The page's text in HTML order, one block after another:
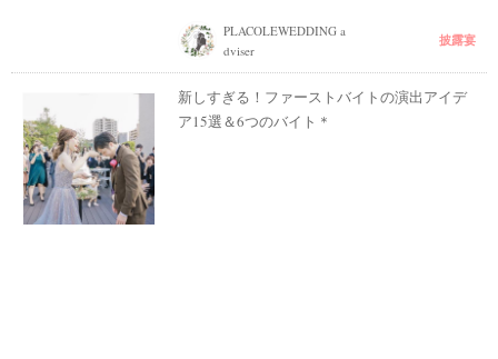
PLACOLEWEDDING a
dviser
披露宴
新しすぎる！ファーストバイトの演出アイデ
ア15選＆6つのバイト＊